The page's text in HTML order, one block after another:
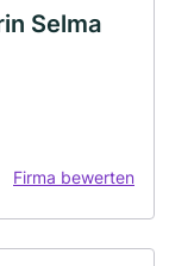
Selma
Firma bewerten